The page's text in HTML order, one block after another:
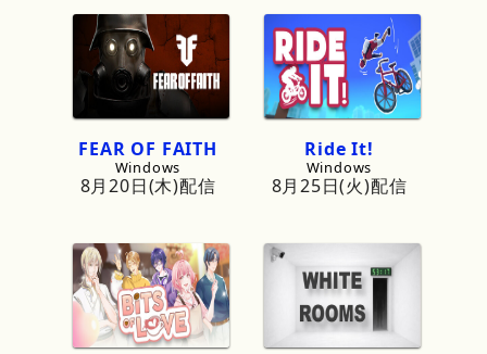
FEAR OF FAITH
Windows
8月20日(木)配信
Ride It!
Windows
8月25日(火)配信